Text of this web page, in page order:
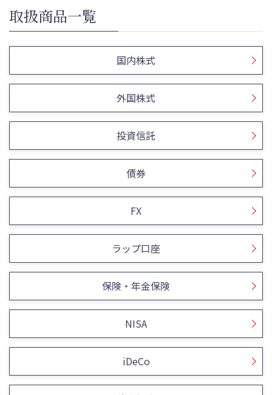
取扱商品一覧
国内株式
外国株式
投資信託
債券
FX
ラップ口座
保険・年金保険
NISA
iDeCo